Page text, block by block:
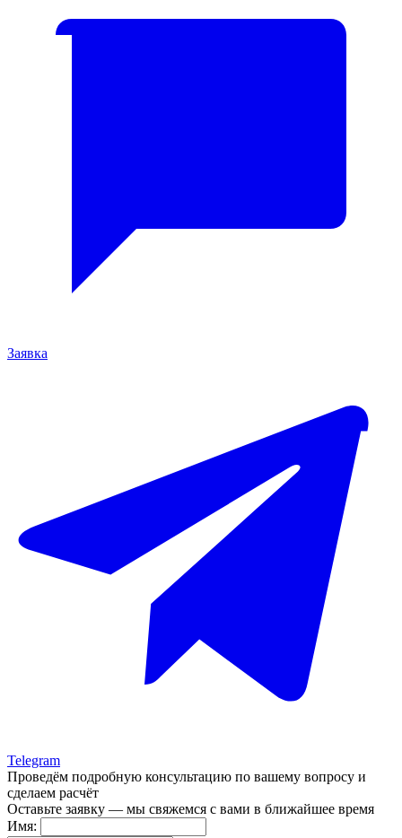
Заявка
Telegram
Проведём подробную консультацию по вашему вопросу и
сделаем расчёт
Оставьте заявку — мы свяжемся с вами в ближайшее время
Имя: